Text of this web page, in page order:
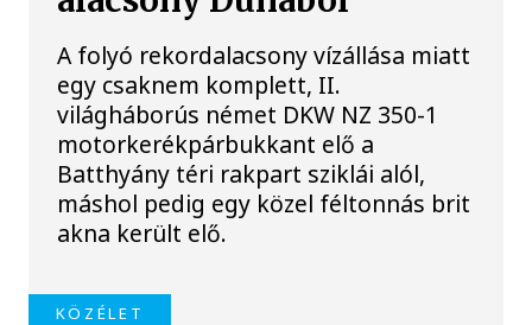
A folyó rekordalacsony vízállása miatt
egy csaknem komplett, II.
világháborús német DKW NZ 350-1
motorkerékpárbukkant elő a
Batthyány téri rakpart sziklái alól,
máshol pedig egy közel féltonnás brit
akna került elő.
KÖZÉLET